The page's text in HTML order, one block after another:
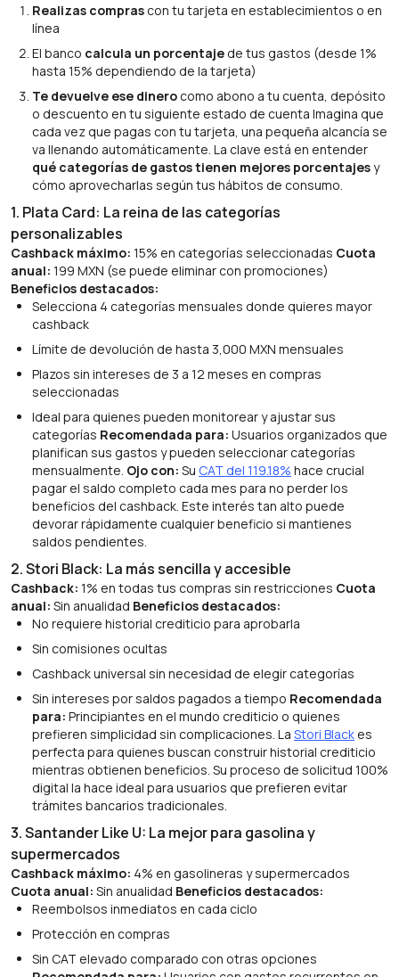
Realizas compras con tu tarjeta en establecimientos o en
línea
El banco calcula un porcentaje de tus gastos (desde 1%
hasta 15% dependiendo de la tarjeta)
Te devuelve ese dinero como abono a tu cuenta, depósito
o descuento en tu siguiente estado de cuenta Imagina que
cada vez que pagas con tu tarjeta, una pequeña alcancía se
va llenando automáticamente. La clave está en entender
qué categorías de gastos tienen mejores porcentajesy
cómo aprovecharlas según tus hábitos de consumo.
1. Plata Card: La reina de las categorías
personalizables
Cashback máximo: 15% en categorías seleccionadas Cuota
anual: 199 MXN (se puede eliminar con promociones)
Beneficios destacados:
Selecciona 4 categorías mensuales donde quieres mayor
cashback
Límite de devolución de hasta 3,000 MXN mensuales
Plazos sin intereses de 3 a 12 meses en compras
seleccionadas
Ideal para quienes pueden monitorear y ajustar sus
categorías Recomendada para: Usuarios organizados que
planifican sus gastos y pueden seleccionar categorías
mensualmente. Ojo con: Su CAT del 119.18% hace crucial
pagar el saldo completo cada mes para no perder los
beneficios del cashback. Este interés tan alto puede
devorar rápidamente cualquier beneficio si mantienes
saldos pendientes.
2. Stori Black: La más sencilla y accesible
Cashback: 1% en todas tus compras sin restricciones Cuota
anual: Sin anualidad Beneficios destacados:
No requiere historial crediticio para aprobarla
Sin comisiones ocultas
Cashback universal sin necesidad de elegir categorías
Sin intereses por saldos pagados a tiempo Recomendada
para: Principiantes en el mundo crediticio o quienes
prefieren simplicidad sin complicaciones. La Stori Black es
perfecta para quienes buscan construir historial crediticio
mientras obtienen beneficios. Su proceso de solicitud 100%
digital la hace ideal para usuarios que prefieren evitar
trámites bancarios tradicionales.
3. Santander Like U: La mejor para gasolina y
supermercados
Cashback máximo: 4% en gasolineras y supermercados
Cuota anual: Sin anualidad Beneficios destacados:
Reembolsos inmediatos en cada ciclo
Protección en compras
Sin CAT elevado comparado con otras opciones